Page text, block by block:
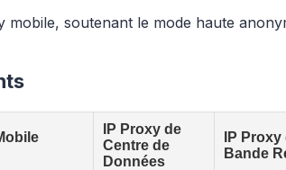
soutenant le mode haute
IP Proxy de
Centre de
Données
IP
Bande